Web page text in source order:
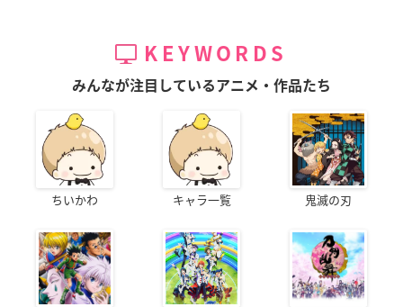
KEYWORDS
みんなが注目しているアニメ・作品たち
ちいかわ キャラ一覧 鬼滅の刃